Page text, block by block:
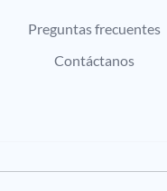
Preguntas frecuentes
Contáctanos